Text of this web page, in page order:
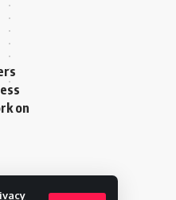
on